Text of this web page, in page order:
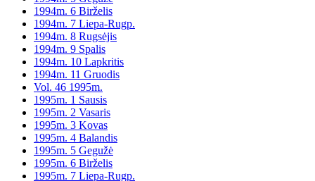
1994m. 6 Birželis
1994m. 7 Liepa-Rugp.
1994m. 8 Rugsėjis
1994m. 9 Spalis
1994m. 10 Lapkritis
1994m. 11 Gruodis
Vol. 46 1995m.
1995m. 1 Sausis
1995m. 2 Vasaris
1995m. 3 Kovas
1995m. 4 Balandis
1995m. 5 Gegužė
1995m. 6 Birželis
1995m. 7 Liepa-Rugp.